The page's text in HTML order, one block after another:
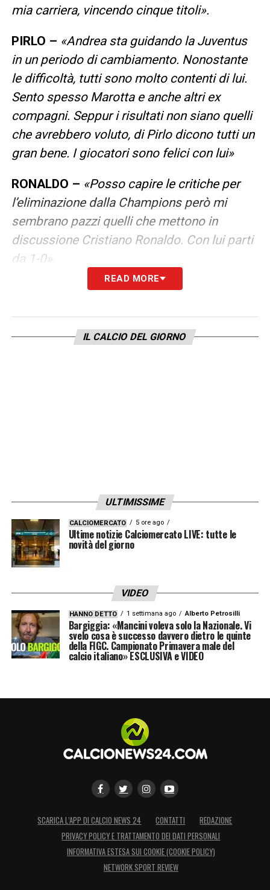
mia carriera, vincendo cinque titoli».
PIRLO – «Andrea sta guidando la Juventus
in un periodo di cambiamento. Nonostante
le difficoltà, tutti sono molto contenti di lui.
Sento spesso Marotta e anche altri ex
compagni. Seppur i risultati non siano quelli
che avrebbero voluto, di Pirlo dicono tutti un
gran bene. I giocatori sono felici con lui»
RONALDO – «Posso capire le critiche per
l’eliminazione dalla Champions però mi
sembrano pazzi quelli che mettono in
discussione Cristiano Ronaldo. Con lui parti
da 1-0».
READ MORE
IL CALCIO DEL GIORNO
ULTIMISSIME
CALCIOMERCATO 5 ore ago
Ultime notizie Calciomercato LIVE: tutte le
novità del giorno
VIDEO
HANNO DETTO 1 settimana ago Alberto Petrosilli
Bargiggia: «Mancini voleva solo la Nazionale. Vi
svelo cosa è successo davvero dietro le quinte
della FIGC. Campionato Primavera male del
calcio italiano» ESCLUSIVA e VIDEO
SCARICA L’APP DI CALCIO NEWS 24 CONTATTI
REDAZIONE
PRIVACY POLICY E TRATTAMENTO DEI DATI PERSONALI
INFORMATIVA ESTESA SUI COOKIE (COOKIE POLICY)
NETWORK SPORT REVIEW